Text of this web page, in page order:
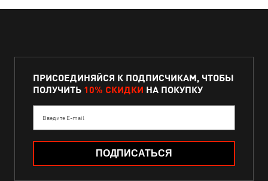
ПРИСОЕДИНЯЙСЯ К ПОДПИСЧИКАМ, ЧТОБЫ
ПОЛУЧИТЬ 10% СКИДКИ НА ПОКУПКУ
Введите E-mail
ПОДПИСАТЬСЯ